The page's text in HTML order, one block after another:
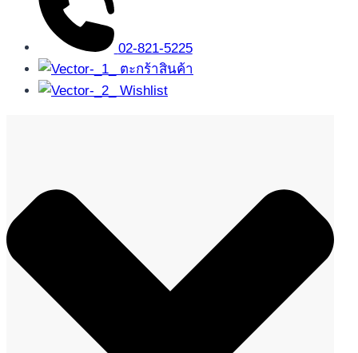
02-821-5225
ตะกร้าสินค้า
Wishlist